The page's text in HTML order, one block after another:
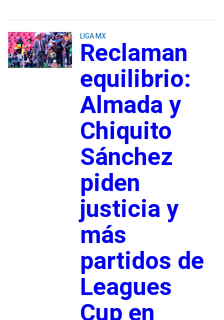
LIGA MX
Reclaman
equilibrio:
Almada y
Chiquito
Sánchez
piden
justicia y
más
partidos de
Leagues
Cup en